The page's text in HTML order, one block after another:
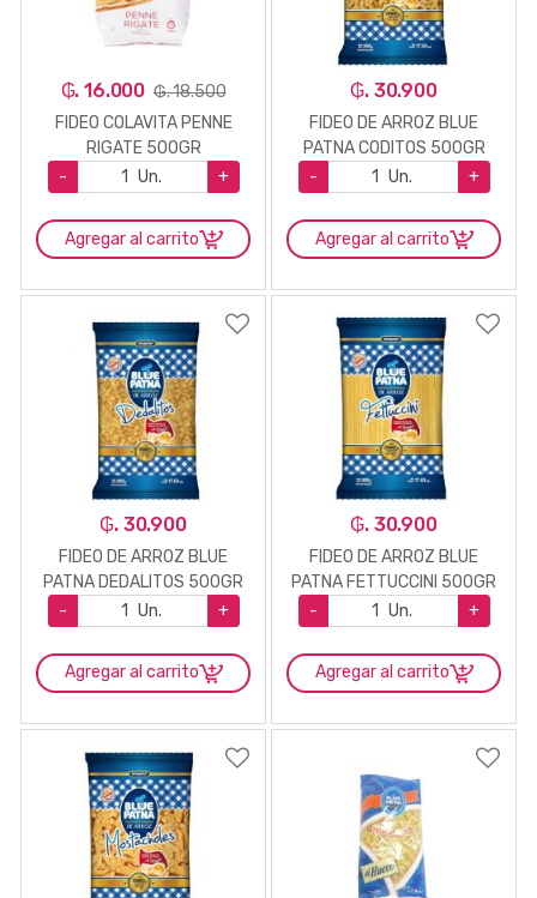
₲. 16.000 ₲. 18.500
FIDEO COLAVITA PENNE
RIGATE 500GR
-
Un. +
Agregar al carrito
₲. 30.900
FIDEO DE ARROZ BLUE
PATNA CODITOS 500GR
-
Un. +
Agregar al carrito
₲. 30.900
FIDEO DE ARROZ BLUE
PATNA DEDALITOS 500GR
-
Un. +
Agregar al carrito
₲. 30.900
FIDEO DE ARROZ BLUE
PATNA FETTUCCINI 500GR
-
Un. +
Agregar al carrito